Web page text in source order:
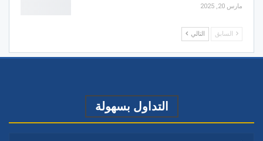
مارس 20, 2025
السابق التالي
التداول بسهولة